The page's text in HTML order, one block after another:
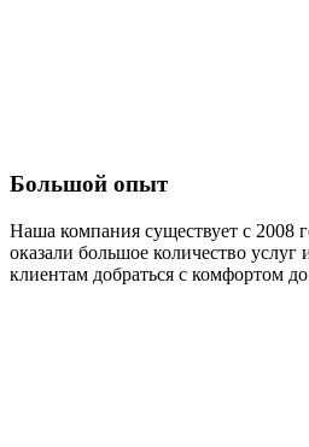
Большой опыт
Наша компания существует с 2008
оказали большое количество
клиентам добраться с комфортом